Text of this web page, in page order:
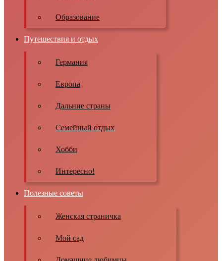
Образование
Путешествия и отдых
Германия
Европа
Дальние страны
Семейный отдых
Хобби
Интересно!
Полезные советы
Женская страничка
Мой сад